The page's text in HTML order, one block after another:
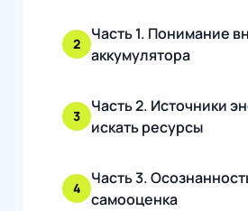
2
Часть 1. Понимание
аккумулятора
3
Часть 2. Источники
искать ресурсы
4
Часть 3.
самооценка